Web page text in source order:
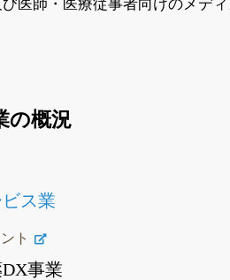
も付きます
医師・医療従事者向けのメデ
の概況
ス業
ト
事業